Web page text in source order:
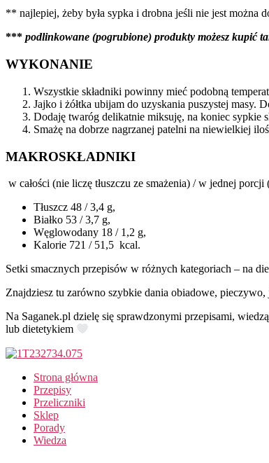
** najlepiej, żeby była sypka i drobna jeśli nie jest można
*** podlinkowane (pogrubione) produkty możesz kupić
WYKONANIE
Wszystkie składniki powinny mieć podobną
Jajko i żółtka ubijam do uzyskania puszystej masy.
Dodaję twaróg delikatnie miksuję, na koniec sypkie
Smażę na dobrze nagrzanej patelni na niewielkiej
MAKROSKŁADNIKI
w całości (nie liczę tłuszczu ze smażenia) / w jednej porcji
Tłuszcz 48 / 3,4 g,
Białko 53 / 3,7 g,
Węglowodany 18 / 1,2 g,
Kalorie 721 / 51,5 kcal.
Setki smacznych przepisów w różnych kategoriach – na
Znajdziesz tu zarówno szybkie dania obiadowe,
Na Saganek.pl dzielę się sprawdzonymi przepisami,
lub dietetykiem
Strona główna
Przepisy
Przeliczniki
Sklep
Porady
Wiedza